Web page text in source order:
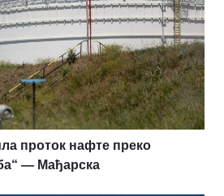
проток нафте преко
— Мађарска